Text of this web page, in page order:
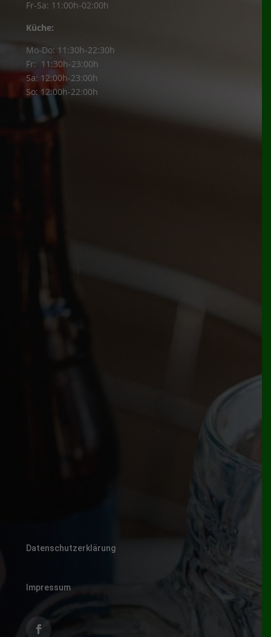
Fr-Sa: 11:00h-02:00h
Küche:
Mo-Do: 11:30h-22:30h
Fr: 11:30h-23:00h
Sa: 12:00h-23:00h
So: 12:00h-22:00h
Datenschutzerklärung
Impressum